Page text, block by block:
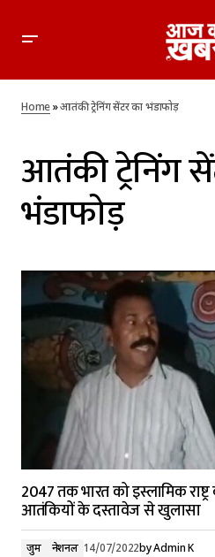
Home»आतंकी ट्रेनिंग सेंटर का भंडाफोड़
आतंकी ट्रेनिंग
भंडाफोड़
2047 तक भारत को इस्लामिक
आतंकियों के दस्तावेज से खुलासा
जुर्म नेशनल 14/07/2022byAdmin K